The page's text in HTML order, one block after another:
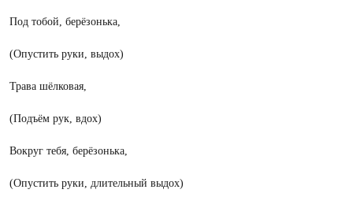
Под тобой, берёзонька,
(Опустить руки, выдох)
Трава шёлковая,
(Подъём рук, вдох)
Вокруг тебя, берёзонька,
(Опустить руки, длительный выдох)